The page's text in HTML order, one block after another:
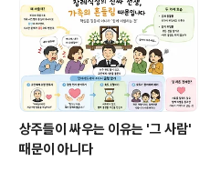
상주들이 싸우는 이유는 '그 사람'
때문이 아니다